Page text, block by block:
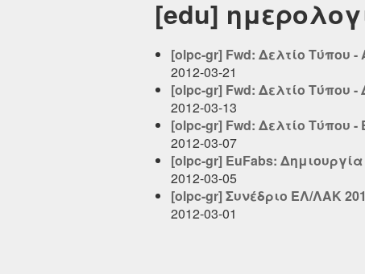
[edu]
[olpc-gr] Fwd: Δελτίο Τύπου
2012-03-21
[olpc-gr] Fwd: Δελτίο Τύπου
2012-03-13
[olpc-gr] Fwd: Δελτίο Τύπου
2012-03-07
[olpc-gr] EuFabs:
2012-03-05
[olpc-gr] Συνέδριο ΕΛ/ΛΑΚ
2012-03-01